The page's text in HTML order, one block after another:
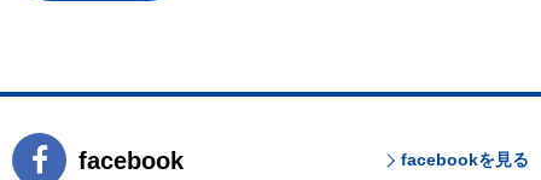
facebook facebookを見る